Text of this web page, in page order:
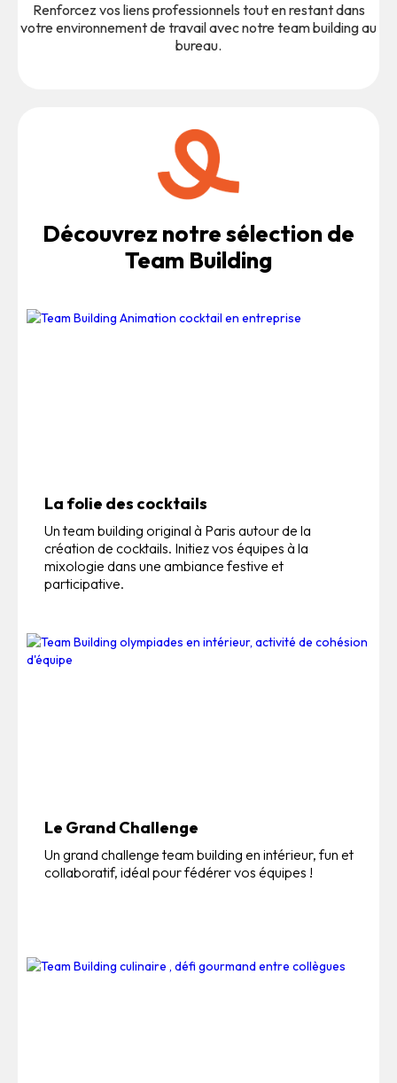
Renforcez vos liens professionnels tout en restant dans
votre environnement de travail avec notre team building au
bureau.
Découvrez notre sélection de
Team Building
La folie des cocktails
Un team building original à Paris autour de la
création de cocktails. Initiez vos équipes à la
mixologie dans une ambiance festive et
participative.
Le Grand Challenge
Un grand challenge team building en intérieur, fun et
collaboratif, idéal pour fédérer vos équipes !